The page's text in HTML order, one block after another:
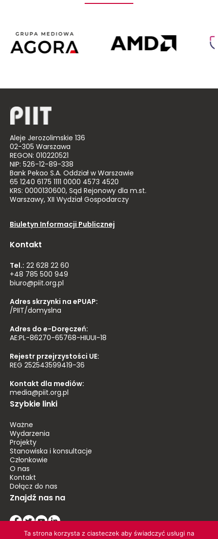
Agora
Poland
Aleje Jerozolimskie 136
02-305 Warszawa
REGON: 010220521
NIP: 526-12-89-338
Bank Pekao S.A. Oddział w Warszawie
65 1240 6175 1111 0000 4573 4520
KRS: 0000130600, Sąd Rejonowy dla m.st.
Warszawy, XII Wydział Gospodarczy
Biuletyn Informacji Publicznej
Kontakt
Tel.: 22 628 22 60
+48 785 500 949
biuro@piit.org.pl
Adres skrzynki na ePUAP:
/PIIT/domyslna
Adres do e-Doręczeń:
AE:PL-86270-65768-HIUUI-18
Rejestr przejrzystości UE:
REG 252543599419-36
Kontakt dla mediów:
media@piit.org.pl
Szybkie linki
Ważne
Wydarzenia
Projekty
Stanowiska i konsultacje
Członkowie
O nas
Kontakt
Dołącz do nas
Znajdź nas na
Ta strona korzysta z ciasteczek aby świadczyć usługi na